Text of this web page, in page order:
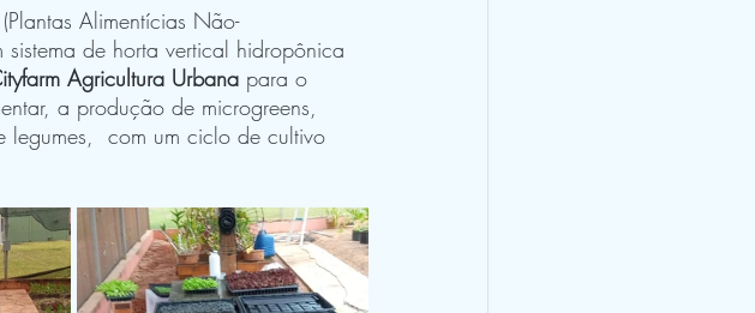
Alimentícias Não-
de horta vertical hidropônica
Agricultura Urbana para o
a produção de microgreens,
legumes,  com um ciclo de cultivo